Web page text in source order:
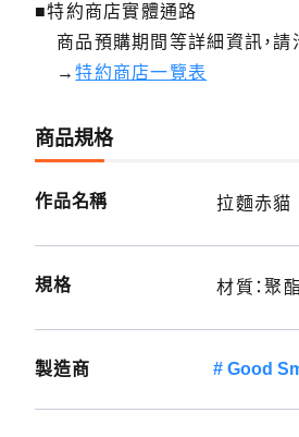
■特約商店實體通路
商品預購期間等詳細資訊，請
→特約商店一覽表
商品規格
作品名稱 拉麵赤貓
規格 材質：聚
製造商 Good